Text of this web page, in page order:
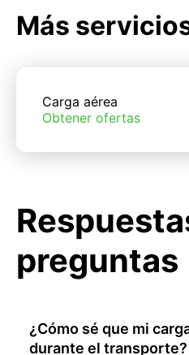
Más
Carga aérea
Obtener ofertas
preguntas
¿Cómo sé que mi
durante el transporte?